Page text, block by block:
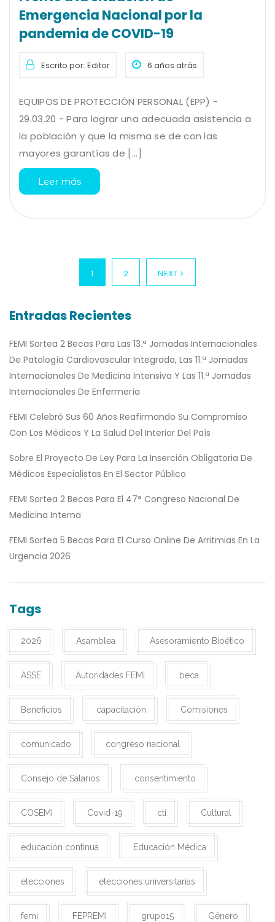
Emergencia Nacional por la
pandemia de COVID-19
Escrito por: Editor 6 años atrás
EQUIPOS DE PROTECCIÓN PERSONAL (EPP) -
29.03.20 - Para lograr una adecuada asistencia a
la población y que la misma se de con las
mayores garantías de [...]
Leer más
1 2 NEXT
Entradas Recientes
FEMI Sortea 2 Becas Para Las 13.ª Jornadas Internacionales
De Patología Cardiovascular Integrada, Las 11.ª Jornadas
Internacionales De Medicina Intensiva Y Las 11.ª Jornadas
Internacionales De Enfermería
FEMI Celebró Sus 60 Años Reafirmando Su Compromiso
Con Los Médicos Y La Salud Del Interior Del País
Sobre El Proyecto De Ley Para La Inserción Obligatoria De
Médicos Especialistas En El Sector Público
FEMI Sortea 2 Becas Para El 47° Congreso Nacional De
Medicina Interna
FEMI Sortea 5 Becas Para El Curso Online De Arritmias En La
Urgencia 2026
Tags
2026 Asamblea Asesoramiento Bioético
ASSE Autoridades FEMI beca
Beneficios capacitación Comisiones
comunicado congreso nacional
Consejo de Salarios consentimiento
COSEMI Covid-19 cti Cultural
educación continua Educación Médica
elecciones elecciones universitarias
femi FEPREMI grupo15 Género